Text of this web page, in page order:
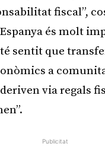
fiscal”,
és molt
sentit que
a
via regals
Publicitat